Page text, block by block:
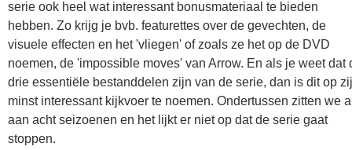
serie ook heel wat interessant bonusmateriaal te bieden
hebben. Zo krijg je bvb. featurettes over de gevechten, de
visuele effecten en het 'vliegen' of zoals ze het op de DVD
noemen, de 'impossible moves' van Arrow. En als je weet dat
drie essentiële bestanddelen zijn van de serie, dan is dit op
minst interessant kijkvoer te noemen. Ondertussen zitten we
aan acht seizoenen en het lijkt er niet op dat de serie gaat
stoppen.